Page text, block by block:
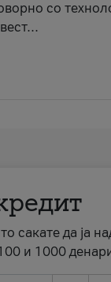
со
сакате да ја
и 1000